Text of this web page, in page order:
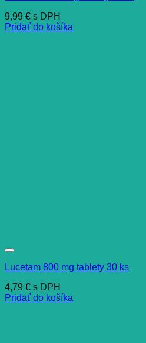
9,99 € s DPH
Pridať do košíka
Lucetam 800 mg tablety 30 ks
4,79 € s DPH
Pridať do košíka